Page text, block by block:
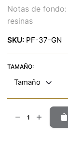
Notas de
resinas
SKU: PF-37-GN
TAMAÑO:
Tamaño